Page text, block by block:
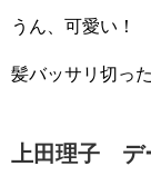
うん、可愛い！
髪バッサリ切っ
上田理子 デ